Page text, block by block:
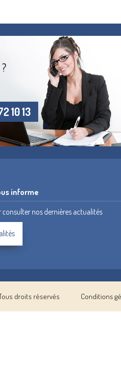
10 13
informe
consulter nos dernières actualités
droits réservés Conditions